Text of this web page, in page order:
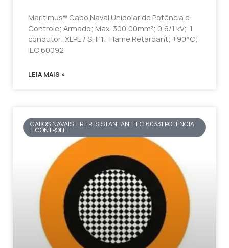
Maritimus® Cabo Naval Unipolar de Potência e
Controle; Armado; Max. 300,00mm²; 0,6/1 kV; 1
condutor; XLPE / SHF1; Flame Retardant; +90°C;
IEC 60092
LEIA MAIS »
CABOS NAVAIS FIRE RESISTANTANT IEC 60331 POTÊNCIA
E CONTROLE